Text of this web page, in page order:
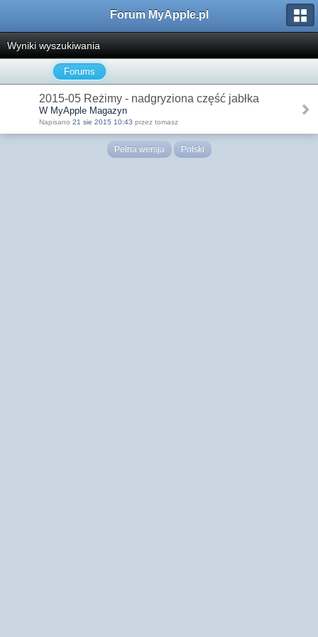
Forum MyApple.pl
Wyniki wyszukiwania
Forums
2015-05 Reżimy - nadgryziona część jabłka
W MyApple Magazyn
Napisano 21 sie 2015 10:43 przez tomasz
Pełna wersja Polski